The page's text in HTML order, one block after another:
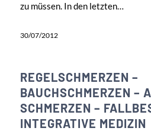
zu müssen. In den letzten…
30/07/2012
REGELSCHMERZEN –
BAUCHSCHMERZEN –
SCHMERZEN –
INTEGRATIVE MEDIZIN